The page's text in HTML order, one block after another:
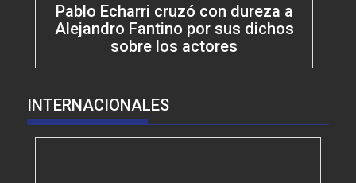
Pablo Echarri cruzó con dureza a
Alejandro Fantino por sus dichos
sobre los actores
INTERNACIONALES